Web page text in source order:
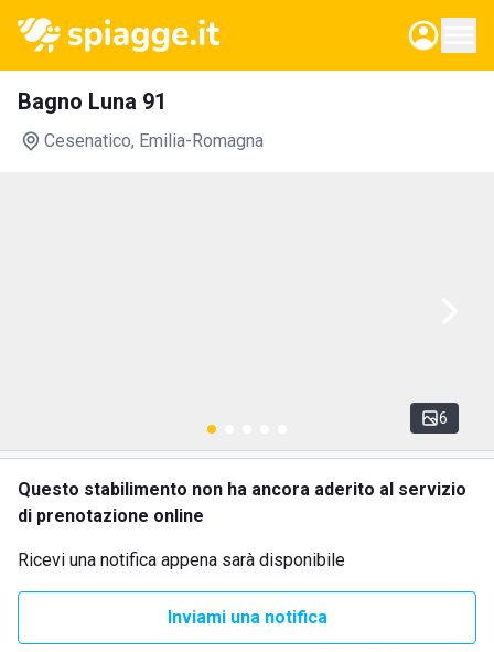
Bagno Luna 91
Cesenatico, Emilia-Romagna
6
Questo stabilimento non ha ancora aderito al servizio
di prenotazione online
Ricevi una notifica appena sarà disponibile
Inviami una notifica